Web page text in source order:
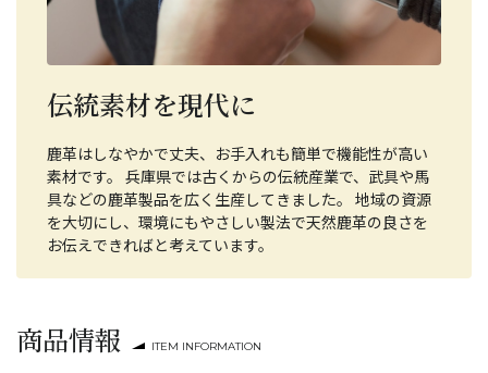
伝統素材を現代に
鹿革はしなやかで丈夫、お手入れも簡単で機能性が高い
素材です。 兵庫県では古くからの伝統産業で、武具や馬
具などの鹿革製品を広く生産してきました。 地域の資源
を大切にし、環境にもやさしい製法で天然鹿革の良さを
お伝えできればと考えています。
商品情報 ITEM INFORMATION